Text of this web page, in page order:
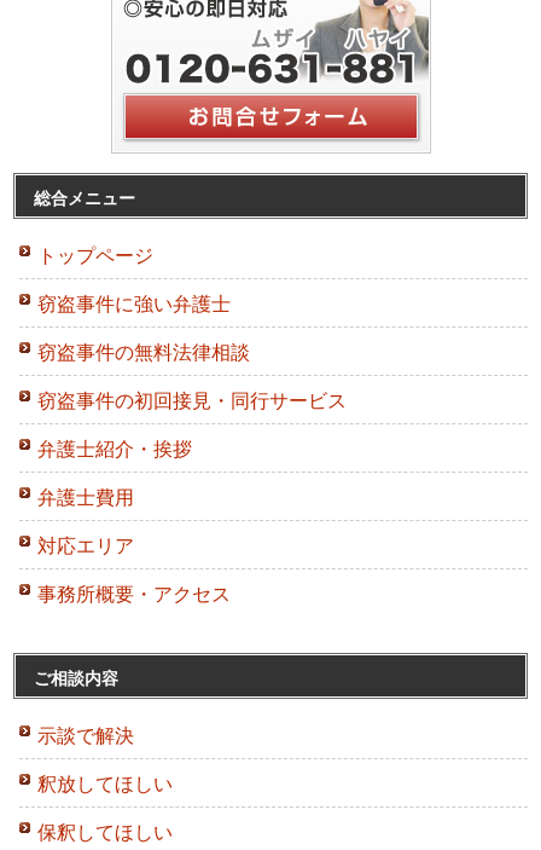
総合メニュー
トップページ
窃盗事件に強い弁護士
窃盗事件の無料法律相談
窃盗事件の初回接見・同行サービス
弁護士紹介・挨拶
弁護士費用
対応エリア
事務所概要・アクセス
ご相談内容
示談で解決
釈放してほしい
保釈してほしい